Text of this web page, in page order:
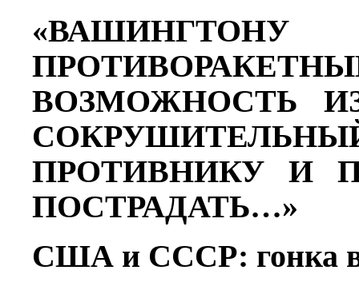
ВОЗМОЖНОСТЬ
ПРОТИВНИКУ
И
ПОСТРАДАТЬ…»
США и СССР: гонка